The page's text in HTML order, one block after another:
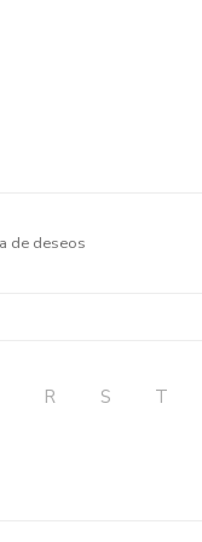
de deseos
R S T